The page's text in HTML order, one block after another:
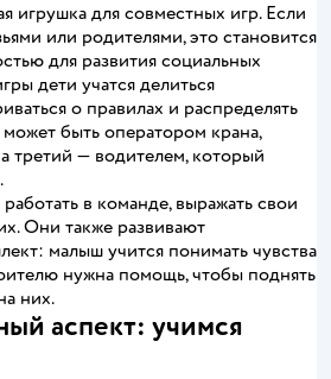
игрушка для совместных игр. Если
или родителями, это становится
для развития социальных
дети учатся делиться
о правилах и распределять
быть оператором крана,
третий — водителем, который
в команде, выражать свои
Они также развивают
малыш учится понимать чувства
нужна помощь, чтобы поднять
них.
аспект: учимся